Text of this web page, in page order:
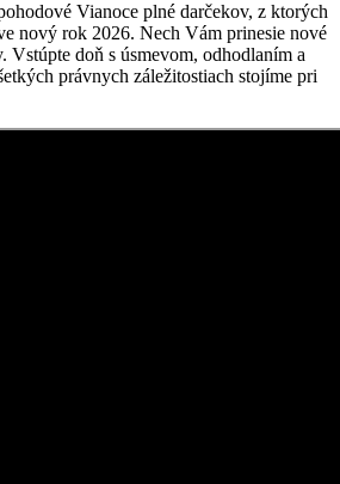
Vianoce plné darčekov, z ktorých
nový rok 2026. Nech Vám prinesie nové
Vstúpte doň s úsmevom, odhodlaním a
právnych záležitostiach stojíme pri